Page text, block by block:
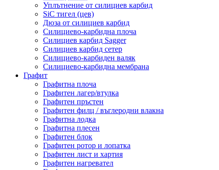
Уплътнение от силициев карбид
SiC тигел (цев)
Дюза от силициев карбид
Силициево-карбидна плоча
Силициев карбид Sagger
Силициев карбид сетер
Силициево-карбиден валяк
Силициево-карбидна мембрана
Графит
Графитна плоча
Графитен лагер/втулка
Графитен пръстен
Графитен филц / въглеродни влакна
Графитна лодка
Графитна плесен
Графитен блок
Графитен ротор и лопатка
Графитен лист и хартия
Графитен нагревател